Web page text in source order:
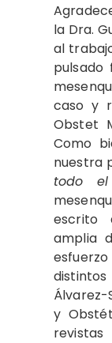
la Dra.
al
pulsado
caso y
Obstet
Como
nuestra
todo el
escrito
amplia
y